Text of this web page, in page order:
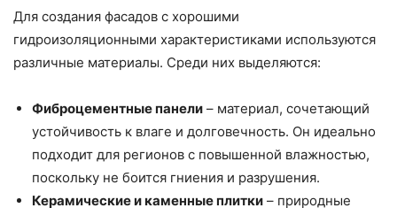
Для создания фасадов с хорошими
гидроизоляционными характеристиками используются
различные материалы. Среди них выделяются:
Фиброцементные панели – материал, сочетающий
устойчивость к влаге и долговечность. Он идеально
подходит для регионов с повышенной влажностью,
поскольку не боится гниения и разрушения.
Керамические и каменные плитки – природные